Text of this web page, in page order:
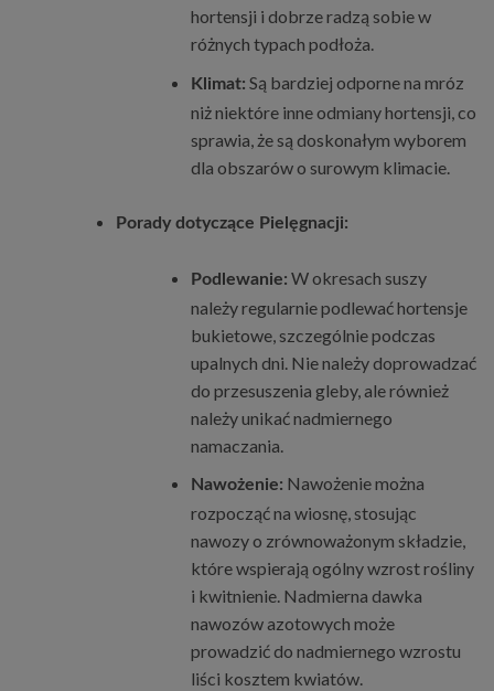
hortensji i dobrze radzą sobie w
różnych typach podłoża.
Klimat: Są bardziej odporne na mróz
niż niektóre inne odmiany hortensji, co
sprawia, że są doskonałym wyborem
dla obszarów o surowym klimacie.
Porady dotyczące Pielęgnacji:
Podlewanie: W okresach suszy
należy regularnie podlewać hortensje
bukietowe, szczególnie podczas
upalnych dni. Nie należy doprowadzać
do przesuszenia gleby, ale również
należy unikać nadmiernego
namaczania.
Nawożenie: Nawożenie można
rozpocząć na wiosnę, stosując
nawozy o zrównoważonym składzie,
które wspierają ogólny wzrost rośliny
i kwitnienie. Nadmierna dawka
nawozów azotowych może
prowadzić do nadmiernego wzrostu
liści kosztem kwiatów.